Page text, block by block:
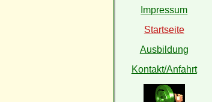
Impressum
Startseite
Ausbildung
Kontakt/Anfahrt